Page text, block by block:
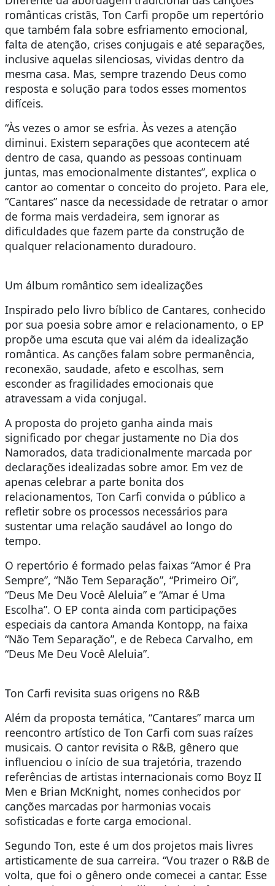
românticas cristãs, Ton Carfi propõe um repertório
que também fala sobre esfriamento emocional,
falta de atenção, crises conjugais e até separações,
inclusive aquelas silenciosas, vividas dentro da
mesma casa. Mas, sempre trazendo Deus como
resposta e solução para todos esses momentos
difíceis.
“Às vezes o amor se esfria. Às vezes a atenção
diminui. Existem separações que acontecem até
dentro de casa, quando as pessoas continuam
juntas, mas emocionalmente distantes”, explica o
cantor ao comentar o conceito do projeto. Para ele,
“Cantares” nasce da necessidade de retratar o amor
de forma mais verdadeira, sem ignorar as
dificuldades que fazem parte da construção de
qualquer relacionamento duradouro.
Um álbum romântico sem idealizações
Inspirado pelo livro bíblico de Cantares, conhecido
por sua poesia sobre amor e relacionamento, o EP
propõe uma escuta que vai além da idealização
romântica. As canções falam sobre permanência,
reconexão, saudade, afeto e escolhas, sem
esconder as fragilidades emocionais que
atravessam a vida conjugal.
A proposta do projeto ganha ainda mais
significado por chegar justamente no Dia dos
Namorados, data tradicionalmente marcada por
declarações idealizadas sobre amor. Em vez de
apenas celebrar a parte bonita dos
relacionamentos, Ton Carfi convida o público a
refletir sobre os processos necessários para
sustentar uma relação saudável ao longo do
tempo.
O repertório é formado pelas faixas “Amor é Pra
Sempre”, “Não Tem Separação”, “Primeiro Oi”,
“Deus Me Deu Você Aleluia” e “Amar é Uma
Escolha”. O EP conta ainda com participações
especiais da cantora Amanda Kontopp, na faixa
“Não Tem Separação”, e de Rebeca Carvalho, em
“Deus Me Deu Você Aleluia”.
Ton Carfi revisita suas origens no R&B
Além da proposta temática, “Cantares” marca um
reencontro artístico de Ton Carfi com suas raízes
musicais. O cantor revisita o R&B, gênero que
influenciou o início de sua trajetória, trazendo
referências de artistas internacionais como Boyz II
Men e Brian McKnight, nomes conhecidos por
canções marcadas por harmonias vocais
sofisticadas e forte carga emocional.
Segundo Ton, este é um dos projetos mais livres
artisticamente de sua carreira. “Vou trazer o R&B de
volta, que foi o gênero onde comecei a cantar. Esse